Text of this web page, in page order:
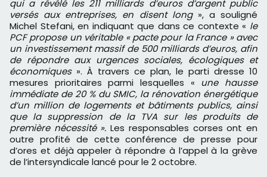
qui a révélé les 211 milliards d’euros d’argent public
versés aux entreprises, en disent long», a souligné
Michel Stefani, en indiquant que dans ce contexte « le
PCF propose un véritable « pacte pour la France » avec
un investissement massif de 500 milliards d’euros, afin
de répondre aux urgences sociales, écologiques et
économiques». À travers ce plan, le parti dresse 10
mesures prioritaires parmi lesquelles « une hausse
immédiate de 20 % du SMIC, la rénovation énergétique
d’un million de logements et bâtiments publics, ainsi
que la suppression de la TVA sur les produits de
première nécessité ».Les responsables corses ont en
outre profité de cette conférence de presse pour
d’ores et déjà appeler à répondre à l’appel à la grève
de l’intersyndicale lancé pour le 2 octobre.